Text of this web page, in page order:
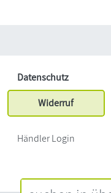
Datenschutz
Widerruf
Händler Login